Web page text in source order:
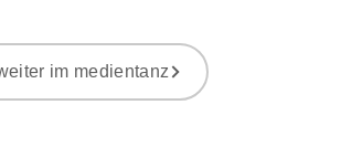
im medientanz